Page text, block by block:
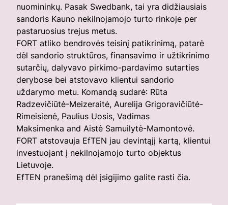
nuomininkų. Pasak Swedbank, tai yra didžiausiais
sandoris Kauno nekilnojamojo turto rinkoje per
pastaruosius trejus metus.
FORT atliko bendrovės teisinį patikrinimą, patarė
dėl sandorio struktūros, finansavimo ir užtikrinimo
sutarčių, dalyvavo pirkimo-pardavimo sutarties
derybose bei atstovavo klientui sandorio
uždarymo metu. Komandą sudarė: Rūta
Radzevičiūtė-Meizeraitė, Aurelija Grigoravičiūtė-
Rimeisienė, Paulius Uosis, Vadimas
Maksimenka and Aistė Samuilytė-Mamontovė.
FORT atstovauja EfTEN jau devintąjį kartą, klientui
investuojant į nekilnojamojo turto objektus
Lietuvoje.
EfTEN pranešimą dėl įsigijimo galite rasti čia.